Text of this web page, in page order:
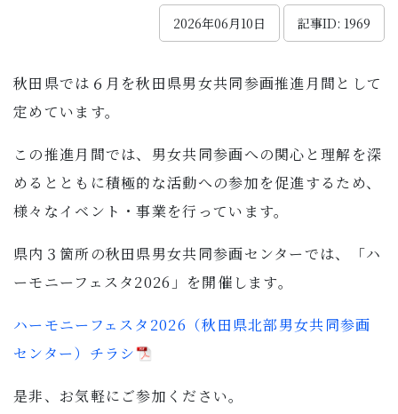
くらしの情報
観光
子育て・教育
移住・定住
行政情報
2026年06月10日 記事ID: 1969
秋田県では６月を秋田県男女共同参画推進月間として
定めています。
この推進月間では、男女共同参画への関心と理解を深
めるとともに積極的な活動への参加を促進するため、
様々なイベント・事業を行っています。
県内３箇所の秋田県男女共同参画センターでは、「ハ
ーモニーフェスタ2026」を開催します。
ハーモニーフェスタ2026（秋田県北部男女共同参画
センター）チラシ
是非、お気軽にご参加ください。